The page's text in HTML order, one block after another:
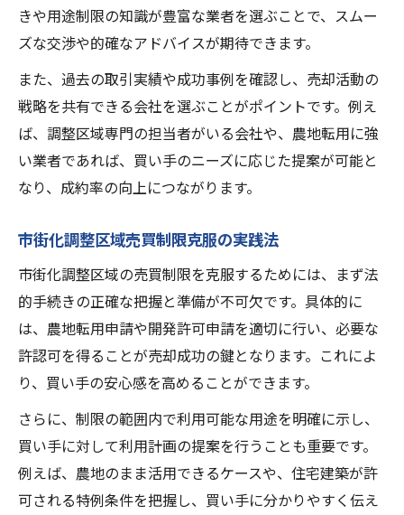
きや用途制限の知識が豊富な業者を選ぶことで、スムー
ズな交渉や的確なアドバイスが期待できます。
また、過去の取引実績や成功事例を確認し、売却活動の
戦略を共有できる会社を選ぶことがポイントです。例え
ば、調整区域専門の担当者がいる会社や、農地転用に強
い業者であれば、買い手のニーズに応じた提案が可能と
なり、成約率の向上につながります。
市街化調整区域売買制限克服の実践法
市街化調整区域の売買制限を克服するためには、まず法
的手続きの正確な把握と準備が不可欠です。具体的に
は、農地転用申請や開発許可申請を適切に行い、必要な
許認可を得ることが売却成功の鍵となります。これによ
り、買い手の安心感を高めることができます。
さらに、制限の範囲内で利用可能な用途を明確に示し、
買い手に対して利用計画の提案を行うことも重要です。
例えば、農地のまま活用できるケースや、住宅建築が許
可される特例条件を把握し、買い手に分かりやすく伝え